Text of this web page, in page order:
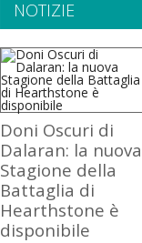
NOTIZIE
Doni Oscuri di
Dalaran: la nuova
Stagione della
Battaglia di
Hearthstone è
disponibile